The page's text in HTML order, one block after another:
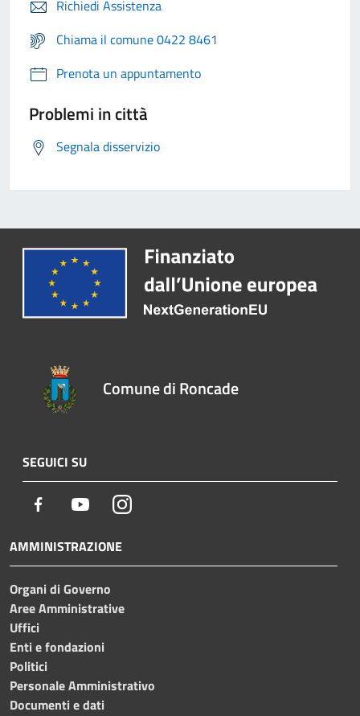
Richiedi Assistenza
Chiama il comune 0422 8461
Prenota un appuntamento
Problemi in città
Segnala disservizio
Comune di Roncade
SEGUICI SU
Facebook YoutubeInstagram
AMMINISTRAZIONE
Organi di Governo
Aree Amministrative
Uffici
Enti e fondazioni
Politici
Personale Amministrativo
Documenti e dati